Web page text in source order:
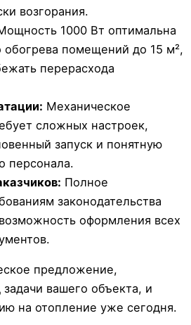
возгорания.
1000 Вт оптимальна
обогрева помещений до 15 м²,
перерасхода
Механическое
сложных настроек,
запуск и понятную
персонала.
Полное
законодательства
оформления всех
предложение,
вашего объекта, и
на отопление уже сегодня.